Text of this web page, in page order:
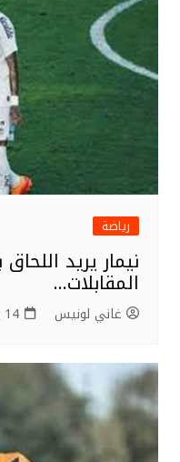
رياضة
نيمار يريد
المقابلات…
غاني لونيس 14 يونيو 2026